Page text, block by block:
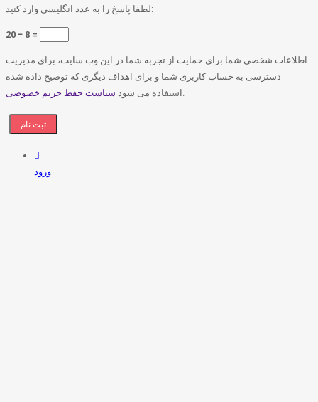
لطفا پاسخ را به عدد انگلیسی وارد کنید:
20 − 8 =
اطلاعات شخصی شما برای حمایت از تجربه شما در این وب سایت، برای مدیریت
دسترسی به حساب کاربری شما و برای اهداف دیگری که توضیح داده شده
استفاده می شود سیاست حفظ حریم خصوصی
ورود